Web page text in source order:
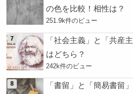
の色を比較！相性は？
251.9k件のビュー
「社会主義」と「共産
はどちら？
242k件のビュー
「書留」と「簡易書留